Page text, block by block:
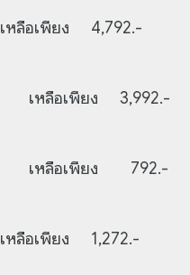
เหลือเพียง 4,792.-
เหลือเพียง 3,992.-
เหลือเพียง 792.-
เหลือเพียง 1,272.-